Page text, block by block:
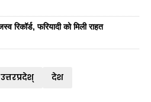
रिकॉर्ड, फरियादी को मिली राहत
उत्तरप्रदेश् देश